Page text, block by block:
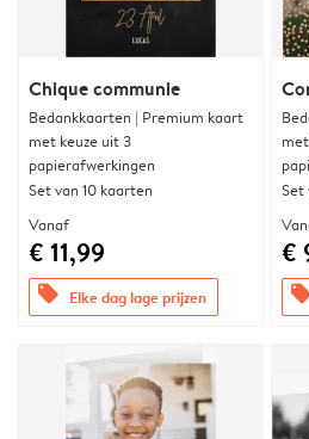
Chique communie
Bedankkaarten | Premium kaart
met keuze uit 3
papierafwerkingen
Set van 10 kaarten
Vanaf
€ 11,99
offers Elke dag lage prijzen
Set
€